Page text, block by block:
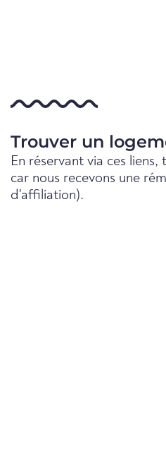
Trouver un
En réservant via ces liens,
car nous recevons une
d'affiliation).